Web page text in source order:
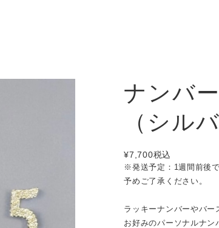
ナンバ
（シル
¥7,700税込
※発送予定：1週間前後
予めご了承ください。
ラッキーナンバーやバー
お好みのパーソナルナン